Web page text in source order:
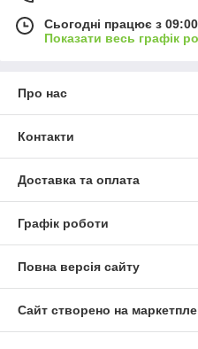
Сьогодні працює з
Показати весь графік
Про нас
Контакти
Доставка та оплата
Графік роботи
Повна версія сайту
Сайт створено на